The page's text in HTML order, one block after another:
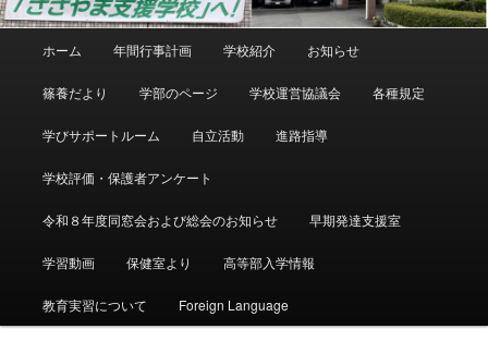
ホーム 年間行事計画 学校紹介 お知らせ
篠養だより 学部のページ 学校運営協議会 各種規定
学びサポートルーム 自立活動 進路指導
学校評価・保護者アンケート
令和８年度同窓会および総会のお知らせ 早期発達支援室
学習動画 保健室より 高等部入学情報
教育実習について Foreign Language